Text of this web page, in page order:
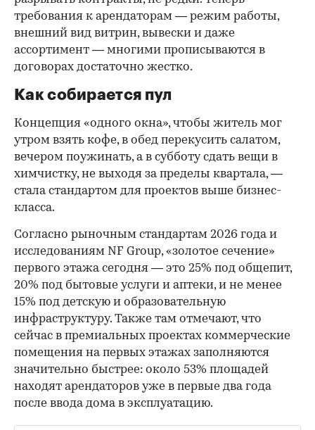
требования к арендаторам — режим работы,
внешний вид витрин, вывески и даже
ассортимент — многими прописываются в
договорах достаточно жестко.
Как собирается пул
Концепция «одного окна», чтобы житель мог
утром взять кофе, в обед перекусить салатом,
вечером поужинать, а в субботу сдать вещи в
химчистку, не выходя за пределы квартала, —
стала стандартом для проектов выше бизнес-
класса.
Согласно рыночным стандартам 2026 года и
исследованиям NF Group, «золотое сечение»
первого этажа сегодня — это 25% под общепит,
20% под бытовые услуги и аптеки, и не менее
15% под детскую и образовательную
инфраструктуру. Также там отмечают, что
сейчас в премиальных проектах коммерческие
помещения на первых этажах заполняются
значительно быстрее: около 53% площадей
находят арендаторов уже в первые два года
после ввода дома в эксплуатацию.